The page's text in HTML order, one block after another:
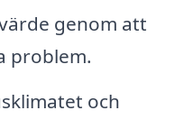
genom att
problem.
och